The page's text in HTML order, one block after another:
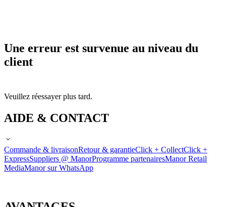
Une erreur est survenue au niveau du
client
Veuillez réessayer plus tard.
AIDE & CONTACT
Commande & livraisonRetour & garantieClick + CollectClick +
ExpressSuppliers @ ManorProgramme partenairesManor Retail
MediaManor sur WhatsApp